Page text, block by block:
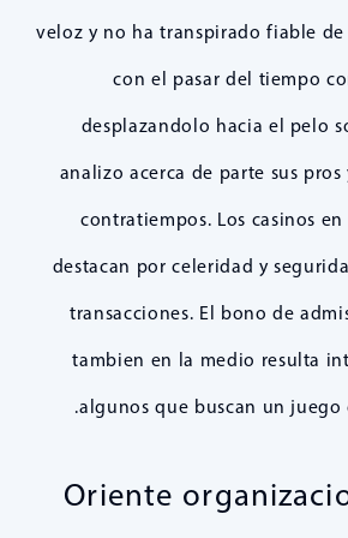
veloz y no ha transpirado fiable
con el pasar del tiempo
desplazandolo hacia el pelo
analizo acerca de parte sus
contratiempos. Los casinos
destacan por celeridad y
transacciones. El bono de
tambien en la medio resulta
algunos que buscan un juego
Oriente